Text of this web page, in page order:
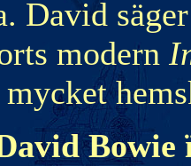
David
modern
mycket
Bowie